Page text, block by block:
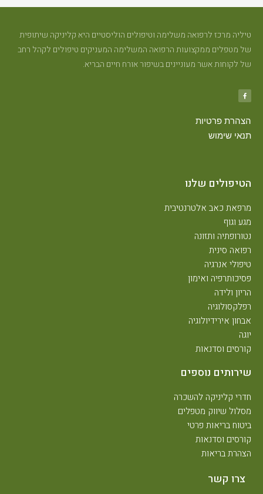
טיליה מרכז לרפואה משלימה וטיפולים הוליסטיים היא קליניקה שיתופית
של מטפלים ממקצועות הרפואה המשלימה המעניקים טיפולים לקהל רחב
של לקוחות אשר מעוניינים בשיפור אורח חיים הבריא.
הצהרת פרטיות
תנאי שימוש
הטיפולים שלנו
מרפאת כאב אלטרנטיבית
מגע וגוף
נטורופתיה ותזונה
רפואה סינית
טיפולי אנרגיה
פסיכותרפיה ואימון
הריון ולידה
רפלקסולוגיה
אבחון אירידיולוגיה
יוגה
קורסים וסדנאות
שירותים נוספים
חדרי קליניקה להשכרה
מסלול שיווק מטפלים
ביטוח בריאות פרטי
קורסים וסדנאות
הצהרת בריאות
צרו קשר